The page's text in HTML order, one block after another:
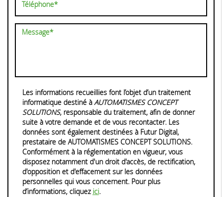
Les informations recueillies font l’objet d’un traitement
informatique destiné àAUTOMATISMES CONCEPT
SOLUTIONS, responsable du traitement, afin de donner
suite à votre demande et de vous recontacter. Les
données sont également destinées à Futur Digital,
prestataire de AUTOMATISMES CONCEPT SOLUTIONS.
Conformément à la réglementation en vigueur, vous
disposez notamment d'un droit d'accès, de rectification,
d'opposition et d'effacement sur les données
personnelles qui vous concernent. Pour plus
d’informations, cliquez ici.